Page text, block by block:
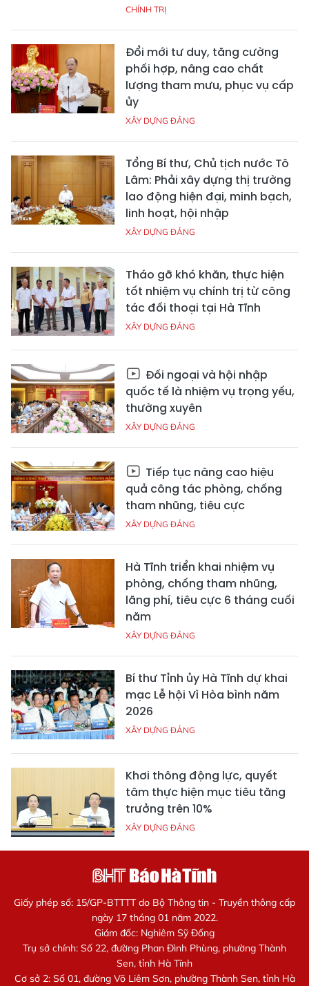
CHÍNH TRỊ
Đổi mới tư duy, tăng cường
phối hợp, nâng cao chất
lượng tham mưu, phục vụ cấp
ủy
XÂY DỰNG ĐẢNG
Tổng Bí thư, Chủ tịch nước Tô
Lâm: Phải xây dựng thị trường
lao động hiện đại, minh bạch,
linh hoạt, hội nhập
XÂY DỰNG ĐẢNG
Tháo gỡ khó khăn, thực hiện
tốt nhiệm vụ chính trị từ công
tác đối thoại tại Hà Tĩnh
XÂY DỰNG ĐẢNG
Đối ngoại và hội nhập
quốc tế là nhiệm vụ trọng yếu,
thường xuyên
XÂY DỰNG ĐẢNG
Tiếp tục nâng cao hiệu
quả công tác phòng, chống
tham nhũng, tiêu cực
XÂY DỰNG ĐẢNG
Hà Tĩnh triển khai nhiệm vụ
phòng, chống tham nhũng,
lãng phí, tiêu cực 6 tháng cuối
năm
XÂY DỰNG ĐẢNG
Bí thư Tỉnh ủy Hà Tĩnh dự khai
mạc Lễ hội Vì Hòa bình năm
2026
XÂY DỰNG ĐẢNG
Khơi thông động lực, quyết
tâm thực hiện mục tiêu tăng
trưởng trên 10%
XÂY DỰNG ĐẢNG
Giấy phép số: 15/GP-BTTTT do Bộ Thông tin - Truyền thông cấp
ngày 17 tháng 01 năm 2022.
Giám đốc: Nghiêm Sỹ Đống
Trụ sở chính: Số 22, đường Phan Đình Phùng, phường Thành
Sen, tỉnh Hà Tĩnh
Cơ sở 2: Số 01, đường Võ Liêm Sơn, phường Thành Sen, tỉnh Hà